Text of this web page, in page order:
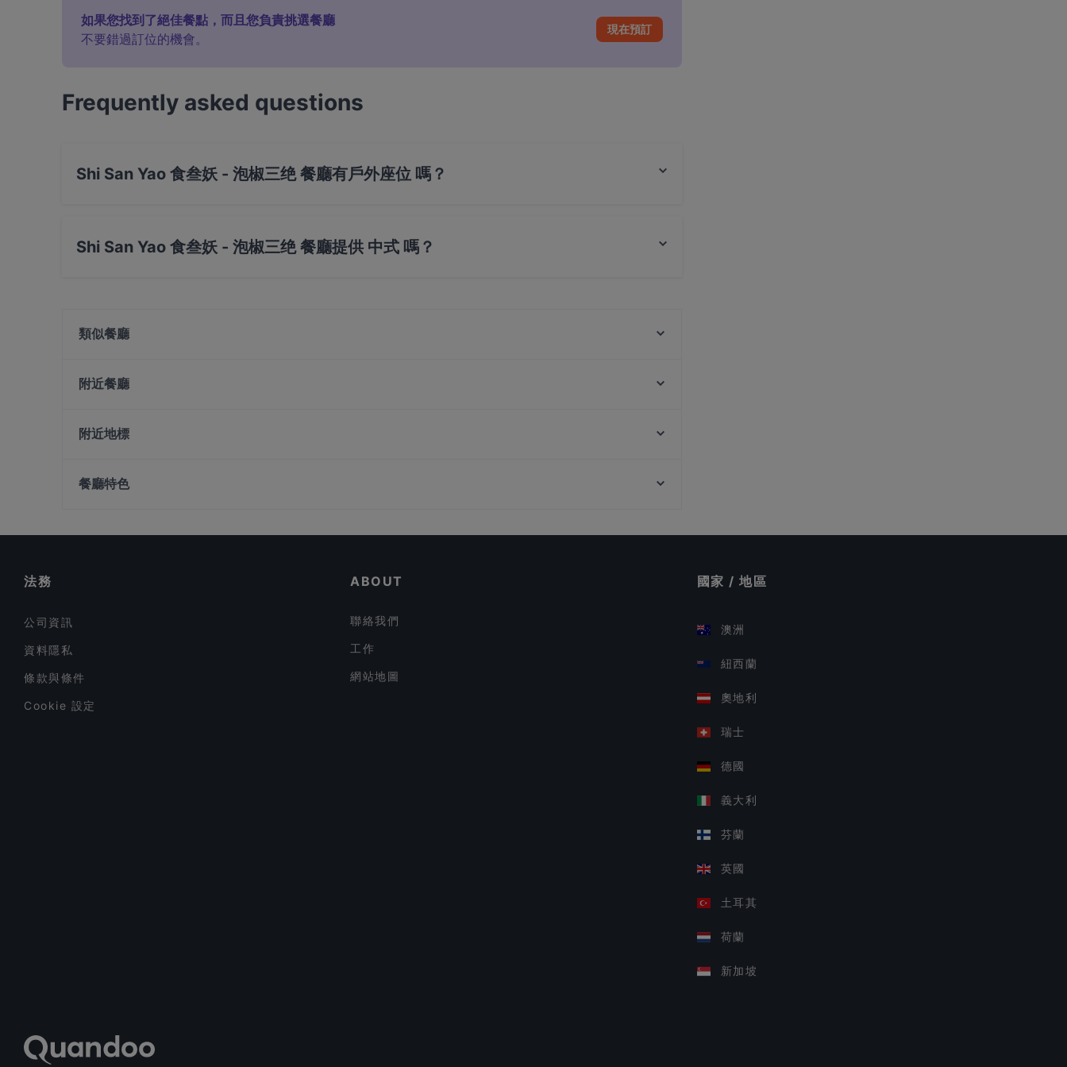
如果您找到了絕佳餐點，而且您負責挑選餐廳
不要錯過訂位的機會。
現在預訂
Frequently asked questions
Shi San Yao 食叁妖 - 泡椒三绝 餐廳有戶外座位 嗎？
Shi San Yao 食叁妖 - 泡椒三绝 餐廳提供 中式 嗎？
類似餐廳
Guo Jiang 锅匠
Chuan Yang Ji 川羊记火锅 - Chinatown
附近餐廳
Waku-Shin Yakiniku
Bone Apple Tea Bistro
附近地標
餐廳特色
在 新加坡 的 晚餐
在 新加坡 的 午餐
法務
公司資訊
資料隱私
條款與條件
Cookie 設定
ABOUT
聯絡我們
工作
網站地圖
國家 / 地區
澳洲
紐西蘭
奧地利
瑞士
德國
義大利
芬蘭
英國
土耳其
荷蘭
新加坡